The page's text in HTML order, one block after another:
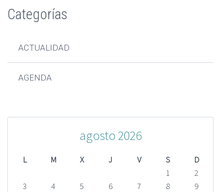
Categorías
ACTUALIDAD
AGENDA
agosto 2026
L M X J V S
D
1
2
3
4 5 6 7 8
9